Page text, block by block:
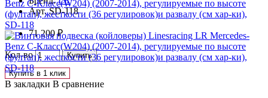
Арт.SD-118
71 200 ₽
Кол-во
Купить
Купить в 1 клик
В закладки В сравнение